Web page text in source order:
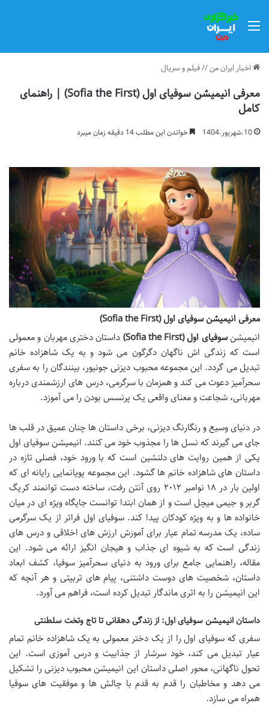
اخبار ایران من//فیلم و سریال
معرفی انیمیشن سوفیای اول (Sofia the First) | راهنمای
کامل
10.شهریور.1404 خواندن این مطلب 14 دقیقه زمان میبرد
معرفی انیمیشن سوفیای اول (Sofia the First)
انیمیشنسوفیای اول (Sofia the First)
داستان دختری مهربان و معمولی
است که زندگی اش ناگهان دگرگون می شود و به یک شاهزاده خانم
تبدیل می گردد. این مجموعه محبوب دیزنی جونیور، بینندگان را به سفری
سحرآمیز دعوت می کند و همزمان با سرگرمی، درس های ارزشمندی درباره
مهربانی، شجاعت و معنای واقعی یک پرنسس بودن را می آموزد.
در دنیای وسیع و رنگارنگ دیزنی، برخی داستان ها چنان عمیق در قلب ها
جای می گیرند که نسل ها را مجذوب خود می کنند. انیمیشن سوفیای اول
یکی از همین روایت های دلنشین است که با ورود خود، فصلی تازه در
داستان های شاهزاده خانم ها گشود. این مجموعه پویانمایی رایانه ای که
اولین بار در ۱۸ نوامبر ۲۰۱۲ روی آنتن رفت، ساخته دست توانمند کریگ
گربر و جیمی میچل است و از همان ابتدا توانست جایگاه ویژه ای در میان
خانواده ها و به ویژه کودکان پیدا کند. سوفیای اول فراتر از یک سرگرمی
ساده، یک مدرسه تمام عیار برای آموزش ارزش های اخلاقی و درس های
زندگی است که به شیوه ای جذاب و هیجان انگیز ارائه می شود. این
مقاله، راهنمایی جامع برای ورود به دنیای سحرآمیز سوفیا، کشف ابعاد
داستان، شخصیت های دوست داشتنی، پیام های تربیتی و هر آنچه که
این انیمیشن را به اثری ماندگار تبدیل کرده است، فراهم می آورد.
داستان انیمیشن سوفیای اول: از زندگی دهقانی تا تاج وتخت سلطنتی
سفری که سوفیای اول را از یک دختر معمولی به یک شاهزاده خانم تمام
عیار تبدیل می کند، خود سرشار از جذابیت و درس آموزی است. این
تحول ناگهانی، محور اصلی داستان این انیمیشن محبوب دیزنی را تشکیل
می دهد و مخاطبان را قدم به قدم با چالش ها و موفقیت های سوفیا
همراه می سازد.